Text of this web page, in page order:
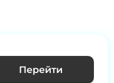
Перейти